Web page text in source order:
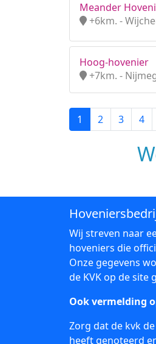
Meander
+6km. -
Hoog-hovenier
+7km. -
1 2 3 4
Wij streven naar
hoveniers die
Onze gegevens
de KVK op de site
Ook vermelding
Zorg dat de kvk
heeft genoteerd